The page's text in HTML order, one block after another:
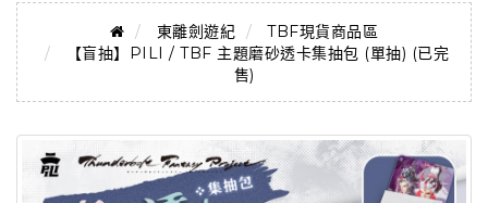
東離劍遊紀
TBF現貨商品區
【盲抽】PILI / TBF 主題磨砂透卡集抽包 (單抽) (已完
售)